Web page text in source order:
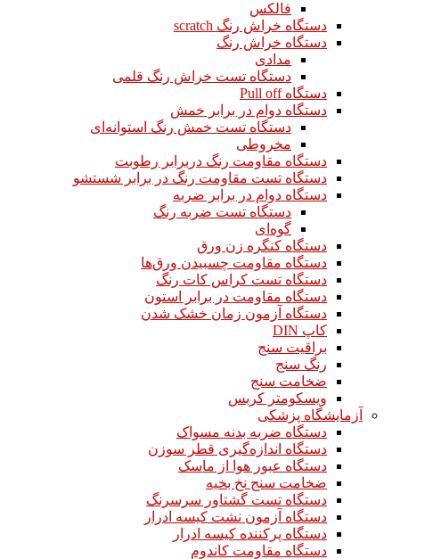
فالکس
دستگاه خراش رنگ scratch
دستگاه خراش رنگ
مدادی
دستگاه تست خراش رنگ قلمی
دستگاه Pull off
دستگاه دوام در برابر خمش
دستگاه تست خمش رنگ استوانه‌ای
مخروطی
دستگاه مقاومت رنگ دربرابر رطوبت
دستگاه تست مقاومت رنگ در برابر شستشو
دستگاه دوام در برابر ضربه
دستگاه تست ضربه رنگ
گوه‌ای
دستگاه کنگره زن ورق
دستگاه مقاومت چسبیدن ورق‌ها
دستگاه تست کراس کات رنگ
دستگاه مقاومت در برابر استون
دستگاه آزمون زمان خشک شدن
کاپ DIN
براقیت سنج
رنگ سنج
ضخامت سنج
ویسکومتر کربس
آزمایشگاه پزشکی
دستگاه ضربه بدنه مسواک
دستگاه اندازه‌گیری قطر سوزن
دستگاه عبور هوا از ماسک
ضخامت سنج نخ بخیه
دستگاه تست گشتاور سرسرنگ
دستگاه آزمون نشت کیسه ادرار
دستگاه پرکننده کیسه ادرار
دستگاه مقاومت کاندوم